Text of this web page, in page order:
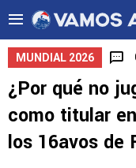
MUNDIAL 2026
¿Por qué no
como titular
los 16avos de